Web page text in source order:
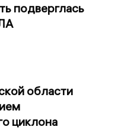
подверглась
области
циклона